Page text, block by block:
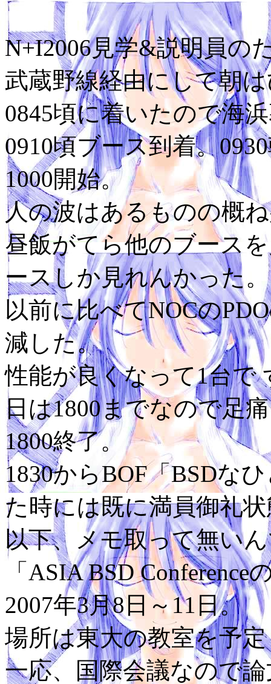
N+I2006見学&説明員の
武蔵野線経由にして朝
0845頃に着いたので海
0910頃ブース到着。
1000開始。
人の波はあるものの概
昼飯がてら他のブース
ースしか見れんかった。
以前に比べてNOCの
減した。
性能が良くなって1台で
日は1800までなので足
1800終了。
1830からBOF「BSDな
た時には既に満員御礼
以下、メモ取って無い
「ASIA BSD
2007年3月8日～11日。
場所は東大の教室を予
一応、国際会議なので